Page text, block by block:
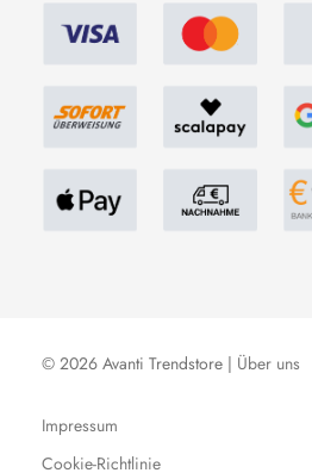
© 2026 Avanti Trendstore | Über uns
Impressum
Cookie-Richtlinie